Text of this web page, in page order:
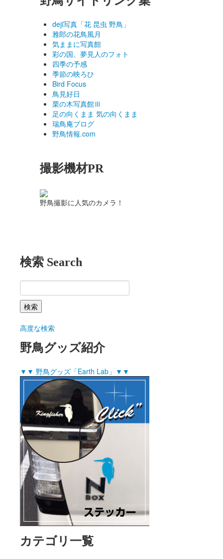
deji写真「花 昆虫 野鳥」
雅郎の花鳥風月
気ままに写真館
彩の国、夢見人のフォト
四季の予感
季節の映ろひ
Bird Focus
鳥見好日
栗の木写真館Ⅲ
足の向くまま 気の向くまま
瑞鳥庵ブログ
野鳥情報.com
撮影機材PR
野鳥撮影に人気のカメラ！
検索 Search
高度な検索
野鳥グッズ紹介
▼▼ 野鳥グッズ「Earth Lab」▼▼
カテゴリ一覧